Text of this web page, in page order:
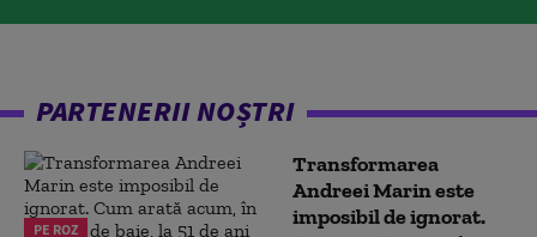
PARTENERII NOȘTRI
PE ROZ
Transformarea
Andreei Marin este
imposibil de ignorat.